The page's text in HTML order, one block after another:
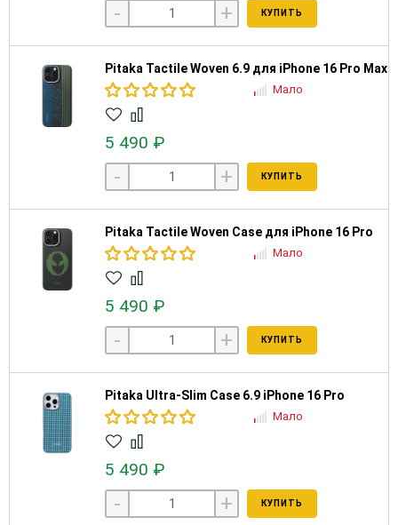
- + КУПИТЬ
Pitaka Tactile Woven 6.9 для iPhone 16 Pro Max
Мало
5 490 ₽
- + КУПИТЬ
Pitaka Tactile Woven Case для iPhone 16 Pro
Мало
5 490 ₽
- + КУПИТЬ
Pitaka Ultra-Slim Case 6.9 iPhone 16 Pro
Мало
5 490 ₽
- + КУПИТЬ